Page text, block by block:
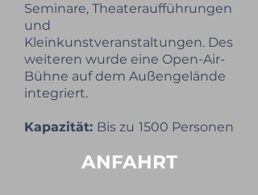
Seminare, Theateraufführungen
und
Kleinkunstveranstaltungen. Des
weiteren wurde eine Open-Air-
Bühne auf dem Außengelände
integriert.
Kapazität: Bis zu 1500 Personen
ANFAHRT